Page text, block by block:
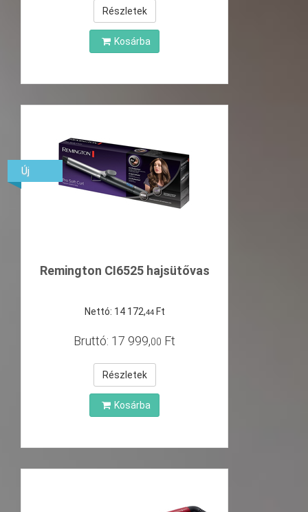
Részletek
Kosárba
Remington CI6525 hajsütővas
Nettó: 14 172,44 Ft
Bruttó: 17 999,00 Ft
Részletek
Kosárba
Új